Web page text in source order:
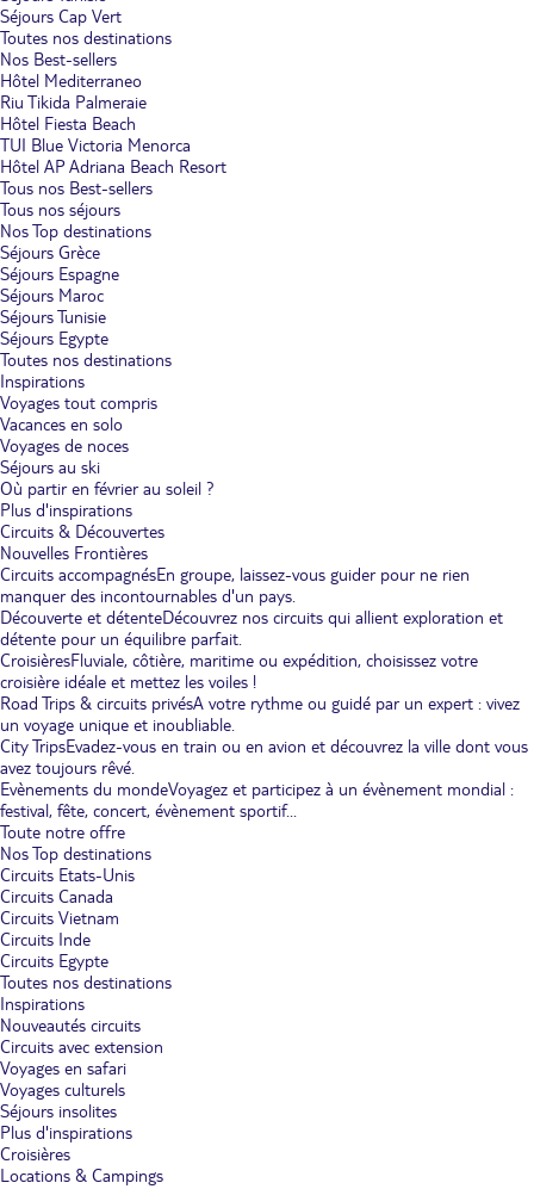
Séjours Cap Vert
Toutes nos destinations
Nos Best-sellers
Hôtel Mediterraneo
Riu Tikida Palmeraie
Hôtel Fiesta Beach
TUI Blue Victoria Menorca
Hôtel AP Adriana Beach Resort
Tous nos Best-sellers
Tous nos séjours
Nos Top destinations
Séjours Grèce
Séjours Espagne
Séjours Maroc
Séjours Tunisie
Séjours Egypte
Toutes nos destinations
Inspirations
Voyages tout compris
Vacances en solo
Voyages de noces
Séjours au ski
Où partir en février au soleil ?
Plus d'inspirations
Circuits & Découvertes
Nouvelles Frontières
Circuits accompagnésEn groupe, laissez-vous guider pour ne rien
manquer des incontournables d'un pays.
Découverte et détenteDécouvrez nos circuits qui allient exploration et
détente pour un équilibre parfait.
CroisièresFluviale, côtière, maritime ou expédition, choisissez votre
croisière idéale et mettez les voiles !
Road Trips & circuits privésA votre rythme ou guidé par un expert : vivez
un voyage unique et inoubliable.
City TripsEvadez-vous en train ou en avion et découvrez la ville dont vous
avez toujours rêvé.
Evènements du mondeVoyagez et participez à un évènement mondial :
festival, fête, concert, évènement sportif...
Toute notre offre
Nos Top destinations
Circuits Etats-Unis
Circuits Canada
Circuits Vietnam
Circuits Inde
Circuits Egypte
Toutes nos destinations
Inspirations
Nouveautés circuits
Circuits avec extension
Voyages en safari
Voyages culturels
Séjours insolites
Plus d'inspirations
Croisières
Locations & Campings